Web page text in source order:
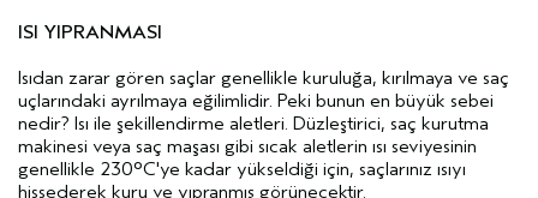
ISI YIPRANMASI
Isıdan zarar gören saçlar genellikle kuruluğa, kırılmaya ve saç
uçlarındaki ayrılmaya eğilimlidir. Peki bunun en büyük sebei
nedir? Isı ile şekillendirme aletleri. Düzleştirici, saç kurutma
makinesi veya saç maşası gibi sıcak aletlerin ısı seviyesinin
genellikle 230°C'ye kadar yükseldiği için, saçlarınız ısıyı
hissederek kuru ve yıpranmış görünecektir.